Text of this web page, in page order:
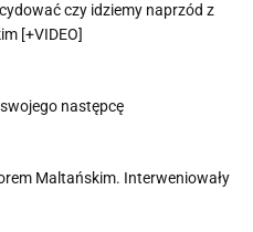
czy idziemy naprzód z
[+VIDEO]
następcę
Maltańskim. Interweniowały